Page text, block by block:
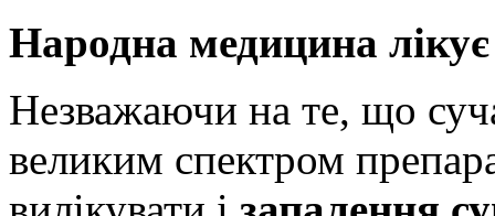
Народна медицина
Незважаючи на те, що
великим спектром